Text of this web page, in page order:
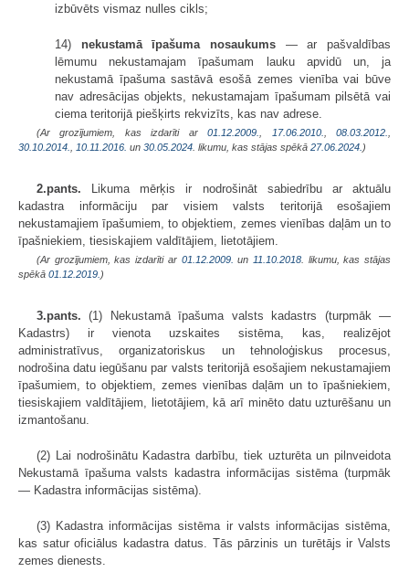
izbūvēts vismaz nulles cikls;
14) nekustamā īpašuma nosaukums — ar pašvaldības
lēmumu nekustamajam īpašumam lauku apvidū un, ja
nekustamā īpašuma sastāvā esošā zemes vienība vai būve
nav adresācijas objekts, nekustamajam īpašumam pilsētā vai
ciema teritorijā piešķirts rekvizīts, kas nav adrese.
(Ar grozījumiem, kas izdarīti ar01.12.2009. 17.06.2010. ,08.03.2012.
30.10.2014.
10.11.2016. un 30.05.2024 . likumu, kas stājas spēkā 27.06.2024. )
2.pants. Likuma mērķis ir nodrošināt sabiedrību ar aktuālu
kadastra informāciju par visiem valsts teritorijā esošajiem
nekustamajiem īpašumiem, to objektiem, zemes vienības daļām un to
īpašniekiem, tiesiskajiem valdītājiem, lietotājiem.
(Ar grozījumiem, kas izdarīti ar 01.12.2009. un 11.10.2018. likumu, kas stājas
spēkā 01.12.2019. )
3.pants. (1) Nekustamā īpašuma valsts kadastrs (turpmāk —
Kadastrs) ir vienota uzskaites sistēma, kas, realizējot
administratīvus, organizatoriskus un tehnoloģiskus procesus,
nodrošina datu iegūšanu par valsts teritorijā esošajiem nekustamajiem
īpašumiem, to objektiem, zemes vienības daļām un to īpašniekiem,
tiesiskajiem valdītājiem, lietotājiem, kā arī minēto datu uzturēšanu un
izmantošanu.
(2) Lai nodrošinātu Kadastra darbību, tiek uzturēta un pilnveidota
Nekustamā īpašuma valsts kadastra informācijas sistēma (turpmāk
— Kadastra informācijas sistēma).
(3) Kadastra informācijas sistēma ir valsts informācijas sistēma,
kas satur oficiālus kadastra datus. Tās pārzinis un turētājs ir Valsts
zemes dienests.